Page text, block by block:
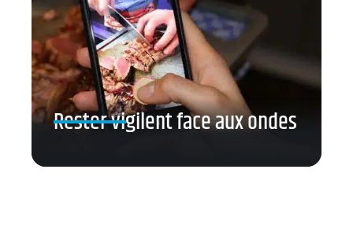
Rester vigilent face aux ondes